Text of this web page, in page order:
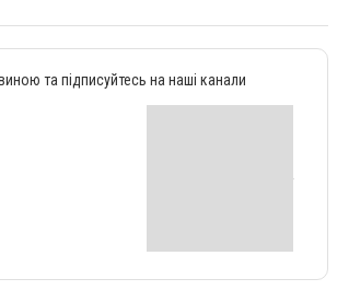
та підписуйтесь на наші канали